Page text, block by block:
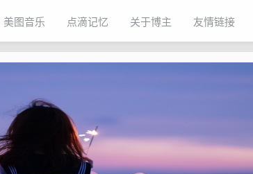
美图音乐 点滴记忆 关于博主 友情链接